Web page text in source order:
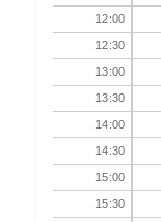
12:00
12:30
13:00
13:30
14:00
14:30
15:00
15:30